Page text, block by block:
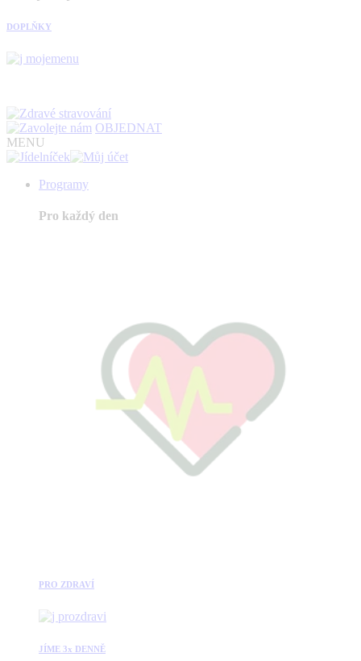
DOPLŇKY
OBJEDNAT
MENU
Programy
Pro každý den
PRO ZDRAVÍ
JÍME 3x DENNĚ